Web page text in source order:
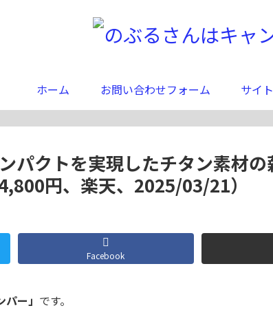
ホーム お問い合わせフォーム サイ
パクトを実現したチタン素材の
円、楽天、2025/03/21）
Facebook
ー」 です。